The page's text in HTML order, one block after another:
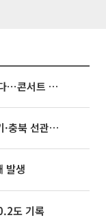
빅뱅, 20주년 기념 '새 뱅봉' 선보인다⋯콘서트 앞두고 팝업 개최
추가 압수수색
발생
도 기록